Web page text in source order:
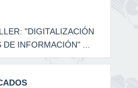
"DIGITALIZACIÓN
INFORMACIÓN" ...